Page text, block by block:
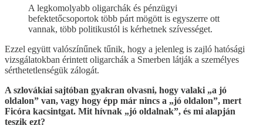
A legkomolyabb oligarchák és pénzügyi
befektetőcsoportok több párt mögött is egyszerre ott
vannak, több politikustól is kérhetnek szívességet.
Ezzel együtt valószínűnek tűnik, hogy a jelenleg is zajló hatósági
vizsgálatokban érintett oligarchák a Smerben látják a személyes
sérthetetlenségük zálogát.
A szlovákiai sajtóban gyakran olvasni, hogy valaki „a jó
oldalon” van, vagy hogy épp már nincs a „jó oldalon”, mert
Ficóra kacsintgat. Mit hívnak „jó oldalnak”, és mi alapján
teszik ezt?